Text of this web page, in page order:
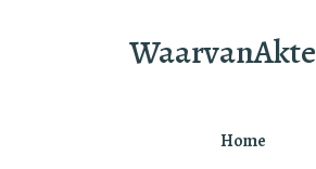
WaarvanAkte
Home